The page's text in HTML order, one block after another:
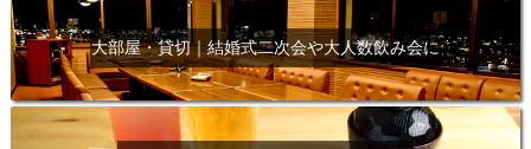
大部屋・貸切｜結婚式二次会や大人数飲み会に